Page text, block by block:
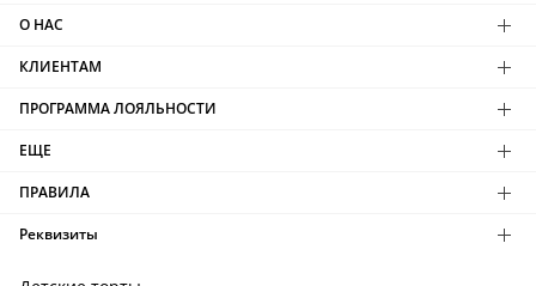
О НАС
КЛИЕНТАМ
ПРОГРАММА ЛОЯЛЬНОСТИ
ЕЩЕ
ПРАВИЛА
Реквизиты